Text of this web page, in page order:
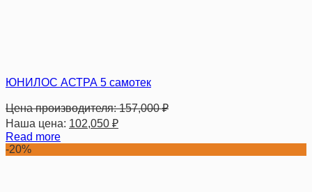
ЮНИЛОС АСТРА 5 самотек
Цена производителя:157,000₽
Наша цена: 102,050 ₽
Read more
-20%